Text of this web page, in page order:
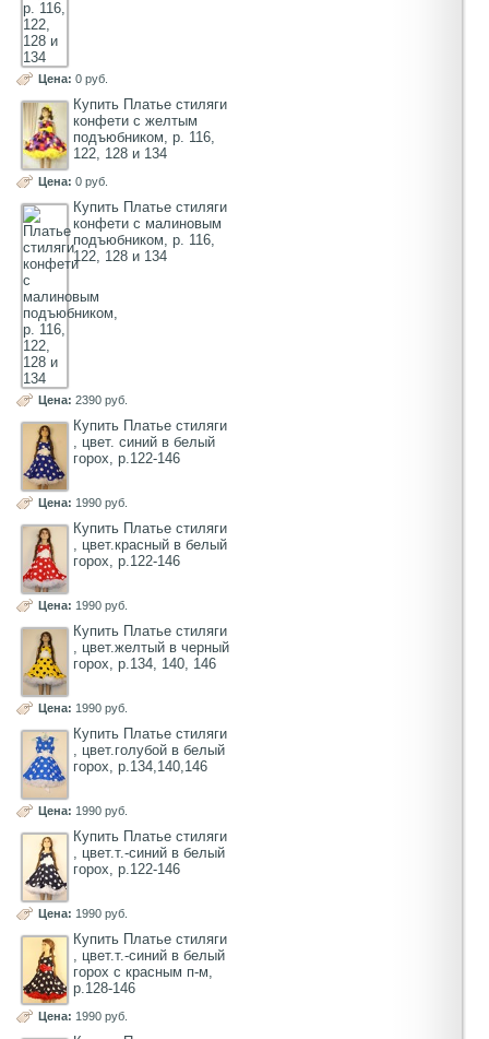
Цена: 0 руб.
Купить Платье стиляги
конфети с желтым
подъюбником, р. 116,
122, 128 и 134
Цена: 0 руб.
Купить Платье стиляги
конфети с малиновым
подъюбником, р. 116,
122, 128 и 134
Цена: 2390 руб.
Купить Платье стиляги
, цвет. синий в белый
горох, р.122-146
Цена: 1990 руб.
Купить Платье стиляги
, цвет.красный в белый
горох, р.122-146
Цена: 1990 руб.
Купить Платье стиляги
, цвет.желтый в черный
горох, р.134, 140, 146
Цена: 1990 руб.
Купить Платье стиляги
, цвет.голубой в белый
горох, р.134,140,146
Цена: 1990 руб.
Купить Платье стиляги
, цвет.т.-синий в белый
горох, р.122-146
Цена: 1990 руб.
Купить Платье стиляги
, цвет.т.-синий в белый
горох с красным п-м,
р.128-146
Цена: 1990 руб.